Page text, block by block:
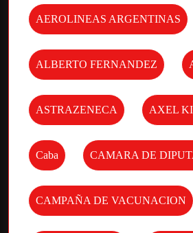
AEROLINEAS ARGENTINAS
ALBERTO FERNANDEZ
ASTRAZENECA AXEL
Caba CAMARA DE
CAMPAÑA DE VACUNACION